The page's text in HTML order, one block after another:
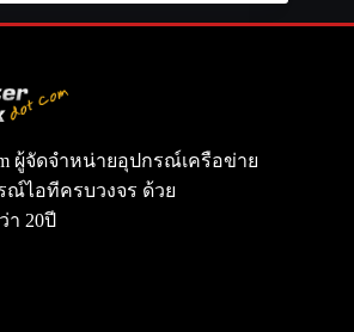
ผู้จัดจำหน่ายอุปกรณ์เครือข่าย
ไอทีครบวงจร ด้วย
20ปี